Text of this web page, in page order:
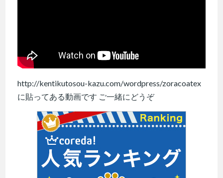
http://kentikutosou-kazu.com/wordpress/zoracoatex
に貼ってある動画です ご一緒にどうぞ